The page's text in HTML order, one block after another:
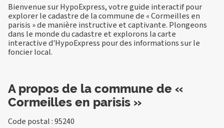
Bienvenue sur HypoExpress, votre guide interactif pour
explorer le cadastre de la commune de « Cormeilles en
parisis » de manière instructive et captivante. Plongeons
dans le monde du cadastre et explorons la carte
interactive d'HypoExpress pour des informations sur le
foncier local.
A propos de la commune de «
Cormeilles en parisis »
Code postal : 95240